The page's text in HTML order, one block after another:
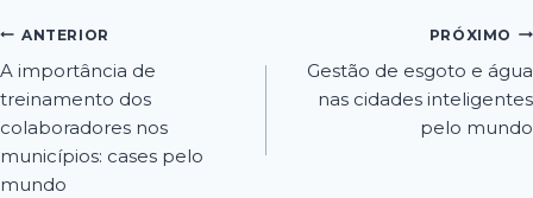
ANTERIOR
A importância de
treinamento dos
colaboradores nos
municípios: cases pelo
mundo
PRÓXIMO
Gestão de esgoto e água
nas cidades inteligentes
pelo mundo